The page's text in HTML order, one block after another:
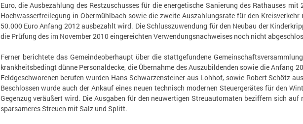
Euro, die Ausbezahlung des Restzuschusses für die energetische Sanierung des Rathauses
Hochwasserfreilegung in Obermühlbach sowie die zweite Auszahlungsrate für den
50.000 Euro Anfang 2012 ausbezahlt wird. Die Schlusszuwendung für den Neubau der
die Prüfung des im November 2010 eingereichten Verwendungsnachweises noch nicht
Ferner berichtete das Gemeindeoberhaupt über die stattgefundene
krankheitsbedingt dünne Personaldecke, die Übernahme des Auszubildenden sowie die Anfang
Feldgeschworenen berufen wurden Hans Schwarzensteiner aus Lohhof, sowie Robert Schötz
Beschlossen wurde auch der Ankauf eines neuen technisch modernen Steuergerätes für den
Gegenzug veräußert wird. Die Ausgaben für den neuwertigen Streuautomaten beziffern sich
sparsameres Streuen mit Salz und Splitt.